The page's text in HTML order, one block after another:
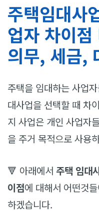
주택임대사
업자 차이
의무, 세금,
주택을 임대하는 사업
대사업을 선택할 때 차
지 사업은 개인 사업자
을 주거 목적으로 사용
🔻 아래에서 주택 임대
이점에 대해서 어떤것
하겠습니다.